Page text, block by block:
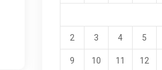
2 3 4 5
9 10 11 12